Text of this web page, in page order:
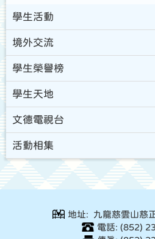
學生活動
境外交流
學生榮譽榜
學生天地
文德電視台
活動相集
地址: 九龍慈雲山慈
電話: (852)